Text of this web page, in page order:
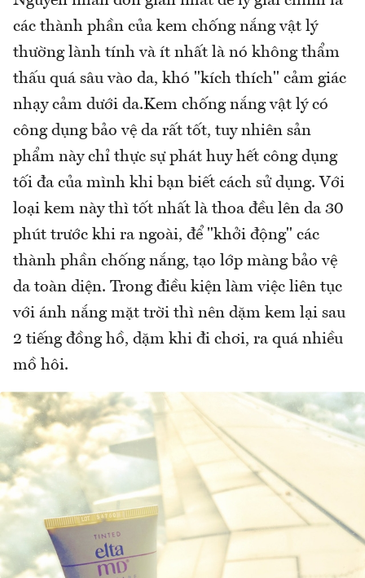
các thành phần của kem chống nắng vật lý
thường lành tính và ít nhất là nó không thẩm
thấu quá sâu vào da, khó "kích thích" cảm giác
nhạy cảm dưới da.Kem chống nắng vật lý có
công dụng bảo vệ da rất tốt, tuy nhiên sản
phẩm này chỉ thực sự phát huy hết công dụng
tối đa của mình khi bạn biết cách sử dụng. Với
loại kem này thì tốt nhất là thoa đều lên da 30
phút trước khi ra ngoài, để "khởi động" các
thành phần chống nắng, tạo lớp màng bảo vệ
da toàn diện. Trong điều kiện làm việc liên tục
với ánh nắng mặt trời thì nên dặm kem lại sau
2 tiếng đồng hồ, dặm khi đi chơi, ra quá nhiều
mồ hôi.